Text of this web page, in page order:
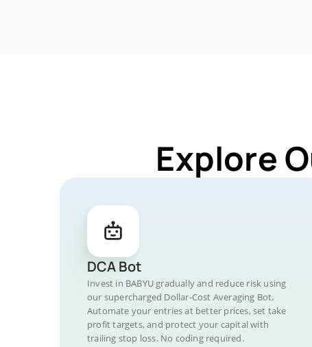
Explore
DCA Bot
Invest in BABYU gradually and reduce risk using
our supercharged Dollar-Cost Averaging Bot.
Automate your entries at better prices, set take
profit targets, and protect your capital with
trailing stop loss. No coding required.